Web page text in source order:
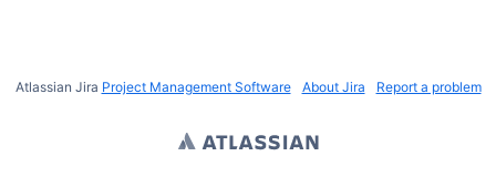
Atlassian Jira Project Management Software About Jira Report a problem